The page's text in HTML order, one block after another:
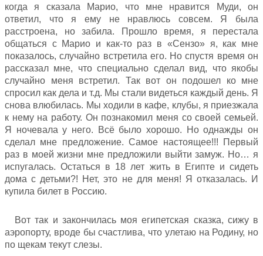
когда я сказала Марио, что мне нравится Муди, он
ответил, что я ему не нравлюсь совсем. Я была
расстроена, но забила. Прошло время, я перестала
общаться с Марио и как-то раз в «Сензо» я, как мне
показалось, случайно встретила его. Но спустя время он
рассказал мне, что специально сделал вид, что якобы
случайно меня встретил. Так вот он подошел ко мне
спросил как дела и т.д. Мы стали видеться каждый день. Я
снова влюбилась. Мы ходили в кафе, клубы, я приезжала
к нему на работу. Он познакомил меня со своей семьей.
Я ночевала у него. Всё было хорошо. Но однажды он
сделал мне предложение. Самое настоящее!!! Первый
раз в моей жизни мне предложили выйти замуж. Но… я
испугалась. Остаться в 18 лет жить в Египте и сидеть
дома с детьми?! Нет, это не для меня! Я отказалась. И
купила билет в Россию.
Вот так и закончилась моя египетская сказка, сижу в
аэропорту, вроде бы счастлива, что улетаю на Родину, но
по щекам текут слезы.